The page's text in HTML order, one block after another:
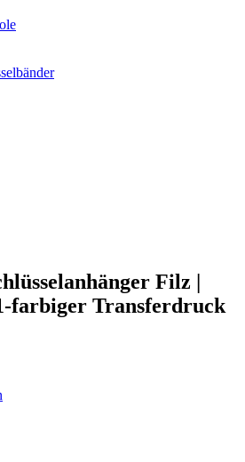
Filz |
farbiger Transferdruck